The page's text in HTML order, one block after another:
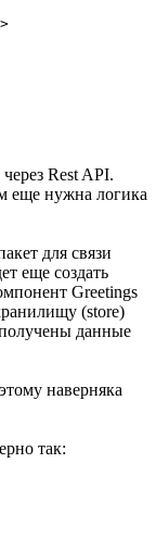
Rest API.
еще нужна логика
для связи
еще создать
Greetings
(store)
данные
наверняка
так: